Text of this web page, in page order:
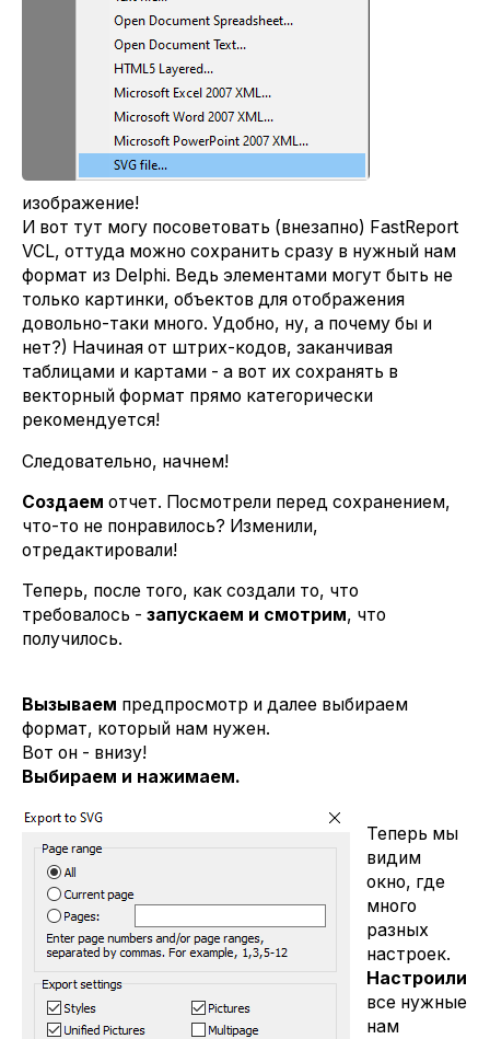
изображение!
И вот тут могу посоветовать (внезапно) FastReport
VCL, оттуда можно сохранить сразу в нужный нам
формат из Delphi. Ведь элементами могут быть не
только картинки, объектов для отображения
довольно-таки много. Удобно, ну, а почему бы и
нет?) Начиная от штрих-кодов, заканчивая
таблицами и картами - а вот их сохранять в
векторный формат прямо категорически
рекомендуется!
Следовательно, начнем!
Создаем отчет. Посмотрели перед сохранением,
что-то не понравилось? Изменили,
отредактировали!
Теперь, после того, как создали то, что
требовалось - запускаем и смотрим, что
получилось.
Вызываем предпросмотр и далее выбираем
формат, который нам нужен.
Вот он - внизу!
Выбираем и нажимаем.
Теперь мы
видим
окно, где
много
разных
настроек.
Настроили
все нужные
нам